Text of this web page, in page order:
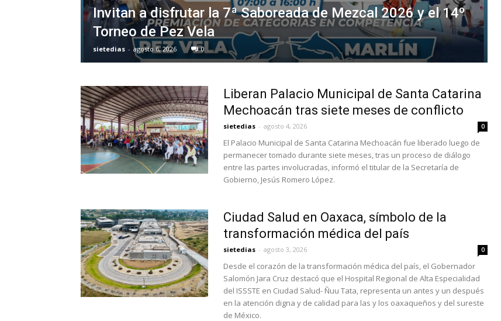
Invitan a disfrutar la 7ª Saboreada de Mezcal 2026 y el 14º
Torneo de Pez Vela
sietedias - agosto 6, 2026 0
Liberan Palacio Municipal de Santa Catarina
Mechoacán tras siete meses de conflicto
sietedias - agosto 4, 2026 0
El Palacio Municipal de Santa Catarina Mechoacán fue liberado luego de
permanecer tomado durante siete meses, tras un proceso de diálogo
entre las partes involucradas, informó el titular de la Secretaría de
Gobierno, Jesús Romero López.
Ciudad Salud en Oaxaca, símbolo de la
transformación médica del país
sietedias - agosto 3, 2026 0
Desde el corazón de la transformación médica del país, el Gobernador
Salomón Jara Cruz destacó que el Hospital Regional de Alta Especialidad
del ISSSTE en Ciudad Salud- Ñuu Tata, representa un antes y un después
en la atención digna y de calidad para las y los oaxaqueños y del sureste
de México.